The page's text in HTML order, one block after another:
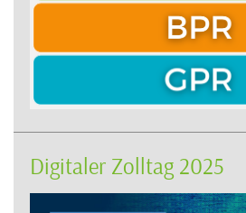
Digitaler Zolltag 2025